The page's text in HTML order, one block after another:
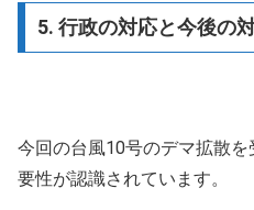
5. 行政の対応と今後の
今回の台風10号のデマ拡散
要性が認識されています。